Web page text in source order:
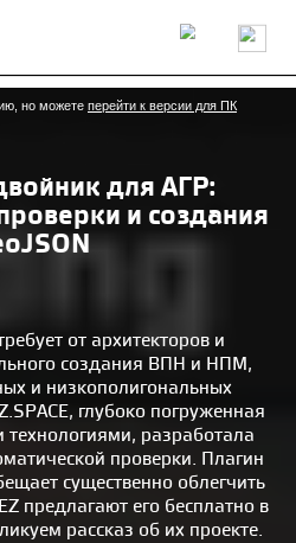
Интерьер Пресса
Архитекторы
Книги Вакансии
Блог
Исследование
Мнение
конкурса
Образование
Урбанистика
но можете перейти к версии для ПК
для АГР:
и создания
от архитекторов и
создания ВПН и НПМ,
и низкополигональных
глубоко погруженная
разработала
проверки. Плагин
существенно облегчить
предлагают его бесплатно в
рассказ об их проекте.